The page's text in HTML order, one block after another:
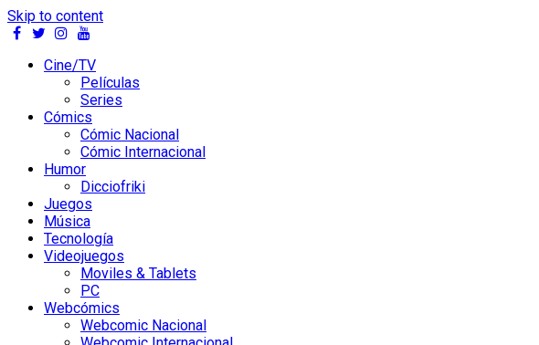
Skip to content
Cine/TV
Películas
Series
Cómics
Cómic Nacional
Cómic Internacional
Humor
Dicciofriki
Juegos
Música
Tecnología
Videojuegos
Moviles & Tablets
PC
Webcómics
Webcomic Nacional